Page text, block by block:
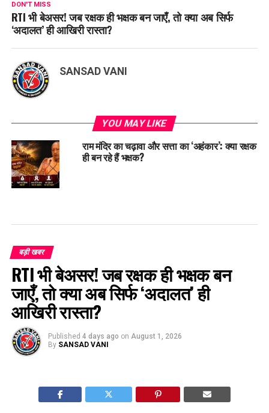
DON'T MISS
RTI भी बेअसर! जब रक्षक ही भक्षक बन जाएँ, तो क्या अब सिर्फ
‘अदालत’ ही आखिरी रास्ता?
SANSAD VANI
YOU MAY LIKE
राम मंदिर का चढ़ावा और सत्ता का ‘अहंकार’: क्या रक्षक
ही बन रहे हैं भक्षक?
बड़ी खबर
RTI भी बेअसर! जब रक्षक ही भक्षक बन
जाएँ, तो क्या अब सिर्फ ‘अदालत’ ही
आखिरी रास्ता?
Published 4 days ago on August 1, 2026
By SANSAD VANI